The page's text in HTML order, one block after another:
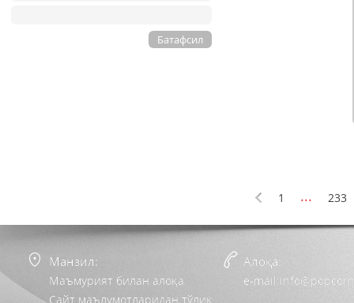
1 ... 233
Батафсил
Манзил:
Маъмурият билан алоқа
Сайт маълумотларидан тўлиқ
Алоқа:
e-